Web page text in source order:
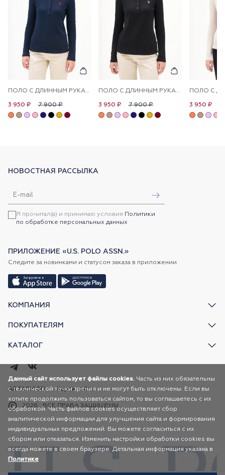
ПОЛО С ДЛИННЫМ РУКАВОМ ИЗ ХЛОПКА
7 900 ₽
3 950 ₽
ПОЛО С ДЛИННЫМ РУКАВОМ ИЗ ХЛОПКА
7 900 ₽
3 950 ₽ 3 950 ₽
КОМПАНИЯ
ПОКУПАТЕЛЯМ
КАТАЛОГ
НОВОСТНАЯ РАССЫЛКА
Я прочитал(а) и принимаю условия Политики
по обработке персональных данных
ПРИЛОЖЕНИЕ «U.S. POLO ASSN.»
Следите за новинками и статусом заказа в приложении
2026 ВСЕ ПРАВА ЗАЩИЩЕНЫ
AR FASHION Карта сайта
Данный сайт использует файлы cookies. Часть из них обязательны
с технической точки зрения и не могут быть отключены. Если вы
хотите продолжить пользоваться сайтом, то вы соглашаетесь с их
обработкой. Часть файлов cookies осуществляет сбор
аналитической информации для улучшения сайта и формирования
индивидуальных предложений. Вы можете согласиться с их
сбором или отказаться. Изменить настройки обработки cookies вы
всегда можете в своем браузере. Детальная информация указана в
Политике